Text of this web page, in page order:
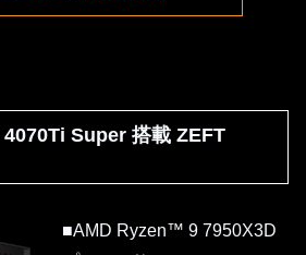
Super 搭載 ZEFT
■AMD Ryzen™ 9 7950X3D